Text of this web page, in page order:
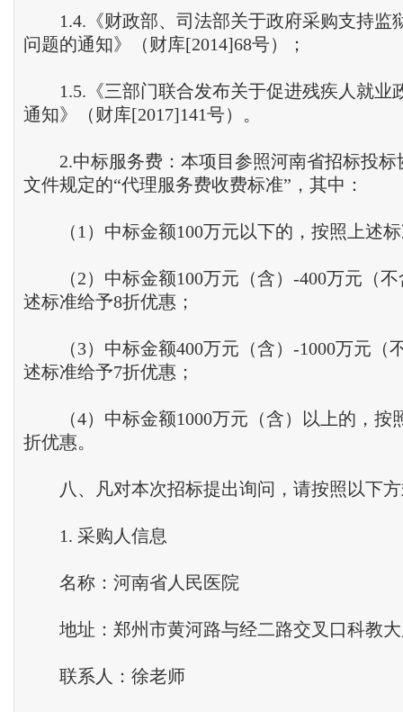
1.4.《财政部、司法部关于政府采购支持监
问题的通知》（财库[2014]68号）；
1.5.《三部门联合发布关于促进残疾人就业
通知》（财库[2017]141号）。
2.中标服务费：本项目参照河南省招标投标
文件规定的“代理服务费收费标准”，其中：
（1）中标金额100万元以下的，按照上述标
（2）中标金额100万元（含）-400万元（不
述标准给予8折优惠；
（3）中标金额400万元（含）-1000万元（
述标准给予7折优惠；
（4）中标金额1000万元（含）以上的，按
折优惠。
八、凡对本次招标提出询问，请按照以下方
1. 采购人信息
名称：河南省人民 医院
地址：郑州市黄河路与经二路交叉口科教大
联系人：徐老师